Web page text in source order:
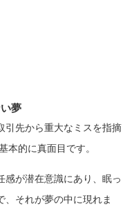
夢
引先から重大なミスを指摘
本的に真面目です。
感が潜在意識にあり、眠っ
、それが夢の中に現れま